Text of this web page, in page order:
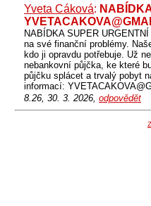
Yveta Cáková:
NABÍDKA SUPER
na své finanční problémy.
kdo ji opravdu potřebuje. Už
nebankovní půjčka, ke které
půjčku splácet a trvalý pobyt
informací:
8.26, 30. 3. 2026, odpovědět